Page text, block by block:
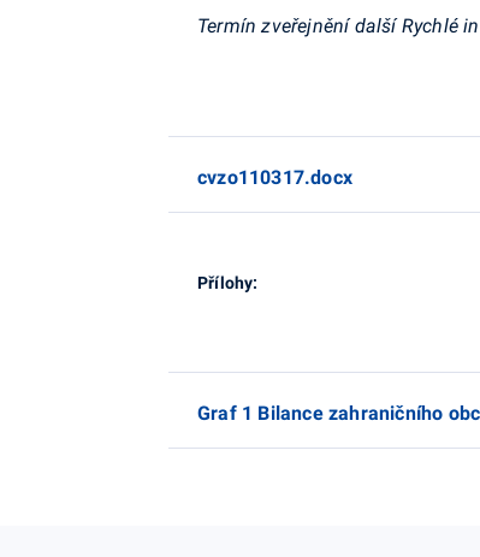
Termín zveřejnění další Rychlé
cvzo110317.docx
Přílohy:
Graf 1 Bilance zahraničního